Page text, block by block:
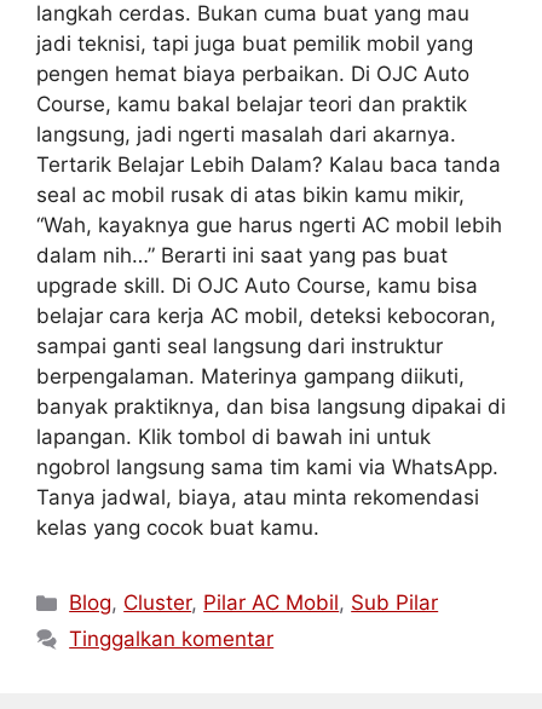
langkah cerdas. Bukan cuma buat yang mau
jadi teknisi, tapi juga buat pemilik mobil yang
pengen hemat biaya perbaikan. Di OJC Auto
Course, kamu bakal belajar teori dan praktik
langsung, jadi ngerti masalah dari akarnya.
Tertarik Belajar Lebih Dalam? Kalau baca tanda
seal ac mobil rusak di atas bikin kamu mikir,
“Wah, kayaknya gue harus ngerti AC mobil lebih
dalam nih…” Berarti ini saat yang pas buat
upgrade skill. Di OJC Auto Course, kamu bisa
belajar cara kerja AC mobil, deteksi kebocoran,
sampai ganti seal langsung dari instruktur
berpengalaman. Materinya gampang diikuti,
banyak praktiknya, dan bisa langsung dipakai di
lapangan. Klik tombol di bawah ini untuk
ngobrol langsung sama tim kami via WhatsApp.
Tanya jadwal, biaya, atau minta rekomendasi
kelas yang cocok buat kamu.
Blog, Cluster, Pilar AC Mobil, Sub Pilar
Tinggalkan komentar